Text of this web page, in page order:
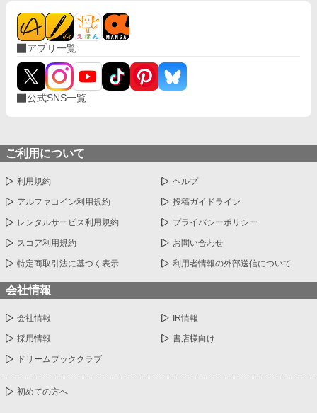
アプリ一覧
公式SNS一覧
ご利用について
利用規約 ヘルプ
アルファコイン利用規約 投稿ガイドライン
レンタルサービス利用規約 プライバシーポリシー
スコア利用規約 お問い合わせ
特定商取引法に基づく表示 利用者情報の外部送信について
会社情報
会社情報 IR情報
採用情報 書店様向け
ドリームブッククラブ
初めての方へ